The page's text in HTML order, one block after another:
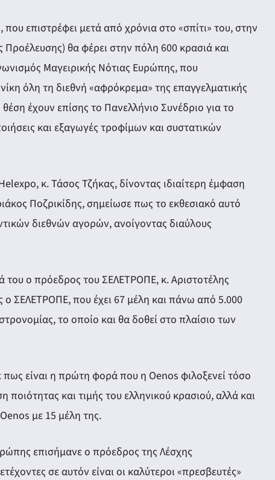
επιστρέφει μετά από χρόνια στο «σπίτι» του, στην
θα φέρει στην πόλη 600 κρασιά και
Μαγειρικής Νότιας Ευρώπης, που
όλη τη διεθνή «αφρόκρεμα» της επαγγελματικής
έχουν επίσης το Πανελλήνιο Συνέδριο για το
και εξαγωγές τροφίμων και συστατικών
κ. Τάσος Τζήκας, δίνοντας ιδιαίτερη έμφαση
Ποζρικίδης, σημείωσε πως το εκθεσιακό αυτό
διεθνών αγορών, ανοίγοντας διαύλους
του ο πρόεδρος του ΣΕΛΕΤΡΟΠΕ, κ. Αριστοτέλης
ο ΣΕΛΕΤΡΟΠΕ, που έχει 67 μέλη και πάνω από 5.000
το οποίο και θα δοθεί στο πλαίσιο των
είναι η πρώτη φορά που η Oenos φιλοξενεί τόσο
και τιμής του ελληνικού κρασιού, αλλά και
με 15 μέλη της.
επισήμανε ο πρόεδρος της Λέσχης
σε αυτόν είναι οι καλύτεροι «πρεσβευτές»